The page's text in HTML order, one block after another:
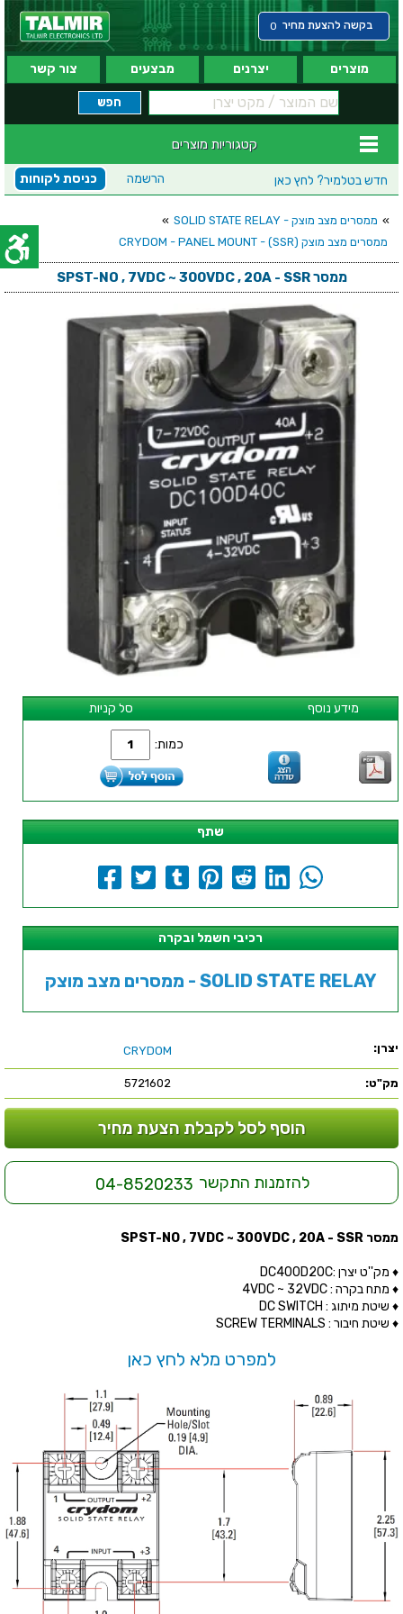
בקשה להצעת מחיר 0
מוצרים יצרנים מבצעים צור קשר
קטגוריות מוצרים
חדש בטלמיר? לחץ כאן כניסת לקוחות הרשמה
» ממסרים מצב מוצק - SOLID STATE RELAY
»
ממסרים מצב מוצק (CRYDOM - PANEL MOUNT - (SSR
ממסר SPST-NO , 7VDC ~ 300VDC , 20A - SSR
סל קניות מידע נוסף
כמות:
שתף
רכיבי חשמל ובקרה
ממסרים מצב מוצק - SOLID STATE RELAY
יצרן: CRYDOM
מק"ט: 5721602
הוסף לסל לקבלת הצעת מחיר
להזמנות התקשר 04-8520233
ממסר SPST-NO , 7VDC ~ 300VDC , 20A - SSR
♦ מק''ט יצרן :DC400D20C
♦ מתח בקרה : 4VDC ~ 32VDC
♦ שיטת מיתוג : DC SWITCH
♦ שיטת חיבור : SCREW TERMINALS
למפרט מלא לחץ כאן